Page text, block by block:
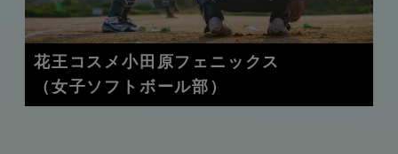
花王コスメ小田原フェニックス
（女子ソフトボール部）